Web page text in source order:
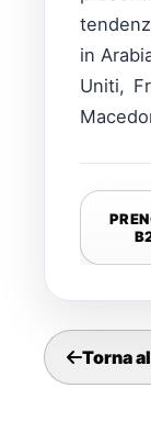
in
Uniti,
Torna